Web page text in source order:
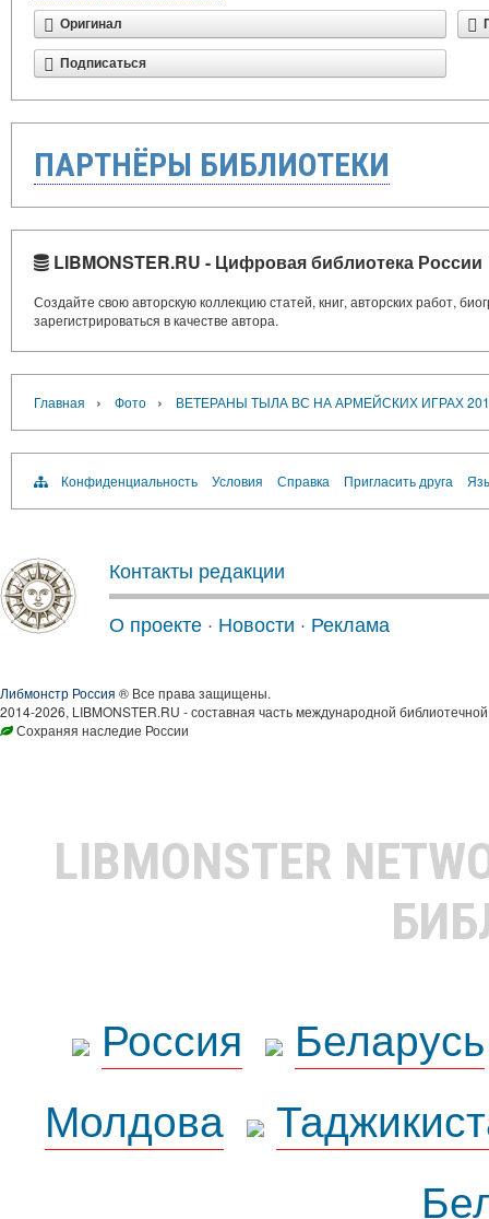
Оригинал
Подписаться
ПАРТНЁРЫ БИБЛИОТЕКИ
LIBMONSTER.RU - Цифровая библиотека России
Создайте свою авторскую коллекцию статей, книг, авторских работ,
зарегистрироваться в качестве автора.
Главная › Фото › ВЕТЕРАНЫ ТЫЛА ВС НА АРМЕЙСКИХ ИГРАХ
Конфиденциальность Условия Справка Пригласить друга
Контакты редакции
О проекте · Новости · Реклама
Либмонстр Россия ® Все права защищены.
2014-2026, LIBMONSTER.RU - составная часть международной
Сохраняя наследие России
LIBMONSTER
Россия
Беларусь
Молдова